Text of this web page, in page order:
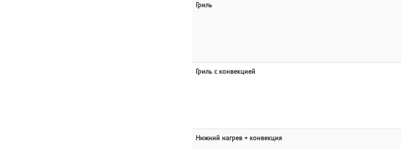
Гриль
Гриль с конвекцией
Нижний нагрев + конвекция